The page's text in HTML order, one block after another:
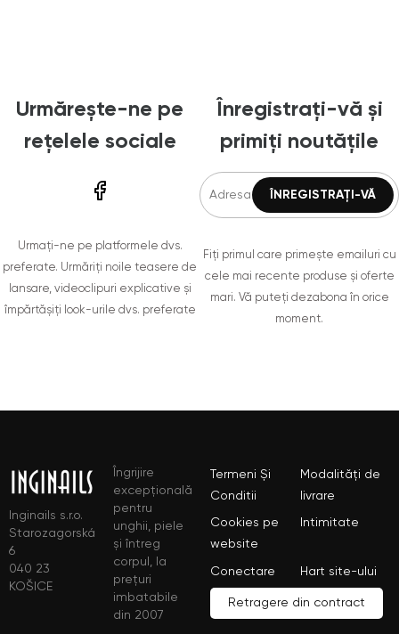
Urmărește-ne pe
rețelele sociale
Urmați-ne pe platformele dvs.
preferate. Urmăriți noile teasere de
lansare, videoclipuri explicative și
împărtășiți look-urile dvs. preferate
Înregistrați-vă și
primiți noutățile
Fiți primul care primește emailuri cu
cele mai recente produse și oferte
mari. Vă puteți dezabona în orice
moment.
Inginails s.r.o.
Starozagorská
6
040 23
KOŠICE
Îngrijire
excepțională
pentru
unghii, piele
și întreg
corpul, la
prețuri
imbatabile
din 2007
Termeni Și
Conditii
Modalități de
livrare
Cookies pe
website
Intimitate
Conectare Hart site-ului
Retragere din contract